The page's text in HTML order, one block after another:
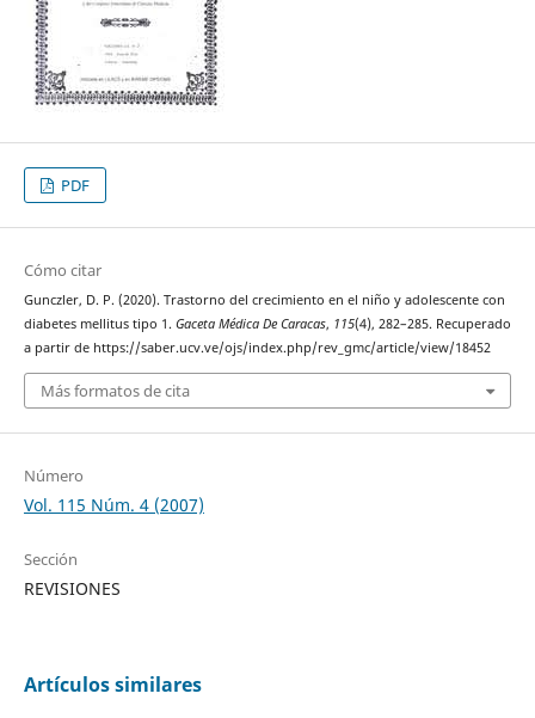
PDF
Cómo citar
Gunczler, D. P. (2020). Trastorno del crecimiento en el niño y adolescente con
diabetes mellitus tipo 1. Gaceta Médica De Caracas, 115(4), 282–285. Recuperado
a partir de https://saber.ucv.ve/ojs/index.php/rev_gmc/article/view/18452
Más formatos de cita
Número
Vol. 115 Núm. 4 (2007)
Sección
REVISIONES
Artículos similares